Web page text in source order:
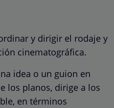
y dirigir el rodaje y
cinematográfica.
idea o un guion en
los planos, dirige a los
en términos